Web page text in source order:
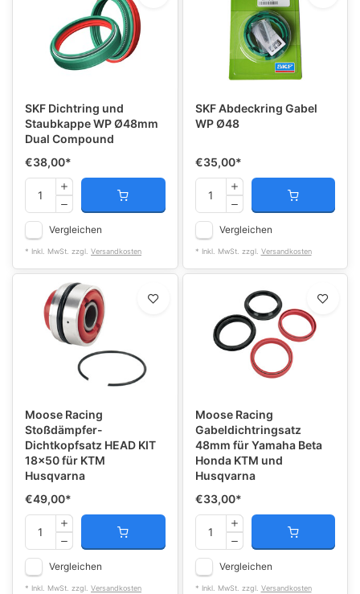
SKF Dichtring und
Staubkappe WP Ø48mm
Dual Compound
€38,00*
Vergleichen
* Inkl. MwSt. zzgl. Versandkosten
SKF Abdeckring Gabel
WP Ø48
€35,00*
Vergleichen
* Inkl. MwSt. zzgl. Versandkosten
Moose Racing
Stoßdämpfer-
Dichtkopfsatz HEAD KIT
18x50 für KTM
Husqvarna
€49,00*
Vergleichen
* Inkl. MwSt. zzgl. Versandkosten
Moose Racing
Gabeldichtringsatz
48mm für Yamaha Beta
Honda KTM und
Husqvarna
€33,00*
Vergleichen
* Inkl. MwSt. zzgl. Versandkosten